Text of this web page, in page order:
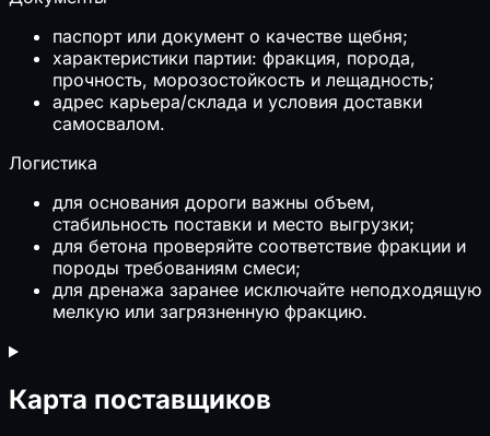
паспорт или документ о качестве щебня;
характеристики партии: фракция, порода,
прочность, морозостойкость и лещадность;
адрес карьера/склада и условия доставки
самосвалом.
Логистика
для основания дороги важны объем,
стабильность поставки и место выгрузки;
для бетона проверяйте соответствие фракции и
породы требованиям смеси;
для дренажа заранее исключайте неподходящую
мелкую или загрязненную фракцию.
Карта поставщиков